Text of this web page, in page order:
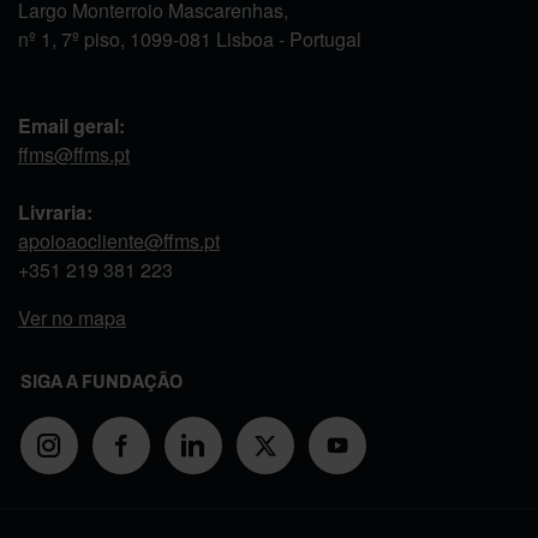
Largo Monterroio Mascarenhas,
nº 1, 7º piso, 1099-081 Lisboa - Portugal
Email geral:
ffms@ffms.pt
Livraria:
apoioaocliente@ffms.pt
+351 219 381 223
Ver no mapa
SIGA A FUNDAÇÃO